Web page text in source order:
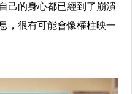
己的身心都已經到了崩潰
，很有可能會像權柱映一